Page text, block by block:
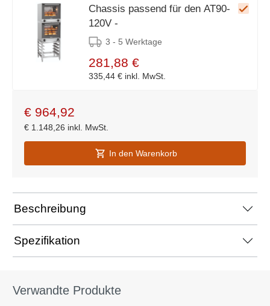
Chassis passend für den AT90-
120V -
3 - 5 Werktage
281,88 €
335,44 € inkl. MwSt.
€ 964,92
€ 1.148,26 inkl. MwSt.
In den Warenkorb
Beschreibung
Spezifikation
Verwandte Produkte